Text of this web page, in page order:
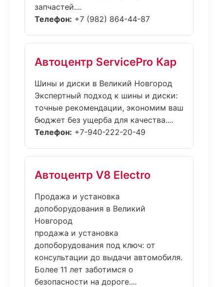
запчастей....
Телефон: +7 (982) 864-44-87
Автоцентр ServicePro Кар
Шины и диски в Великий Новгород
Экспертный подход к шины и диски:
точные рекомендации, экономим ваш
бюджет без ущерба для качества....
Телефон: +7-940-222-20-49
Автоцентр V8 Electro
Продажа и установка
допоборудования в Великий
Новгород
продажа и установка
допоборудования под ключ: от
консультации до выдачи автомобиля.
Более 11 лет заботимся о
безопасности на дороге....